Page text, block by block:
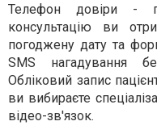
Телефон довіри -
консультацію ви
погоджену дату та
SMS нагадування
Обліковий запис
ви вибираєте
відео-зв'язок.